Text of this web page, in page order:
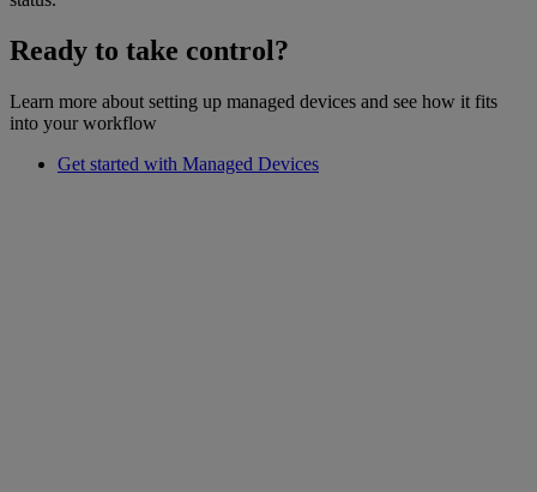
Ready to take control?
Learn more about setting up managed devices and see how it fits
into your workflow
Get started with Managed Devices